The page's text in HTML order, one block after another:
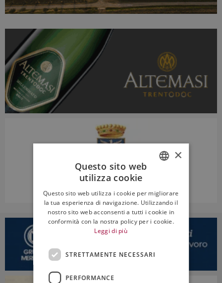
ENGLISH
×
Questo sito web
utilizza cookie
Questo sito web utilizza i cookie per migliorare
la tua esperienza di navigazione. Utilizzando il
nostro sito web acconsenti a tutti i cookie in
conformità con la nostra policy per i cookie.
Leggi di più
STRETTAMENTE NECESSARI
PERFORMANCE